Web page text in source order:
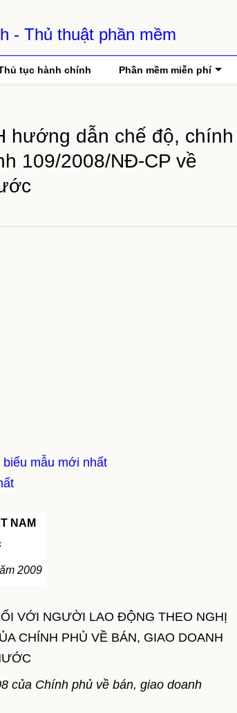
- Thủ thuật phần mềm
tục hành chính Phần mềm miễn phí
hướng dẫn chế độ, chính
109/2008/NĐ-CP về
mẫu mới nhất
NAM
2009
VỚI NGƯỜI LAO ĐỘNG THEO NGHỊ
CHÍNH PHỦ VỀ BÁN, GIAO DOANH
của Chính phủ về bán, giao doanh